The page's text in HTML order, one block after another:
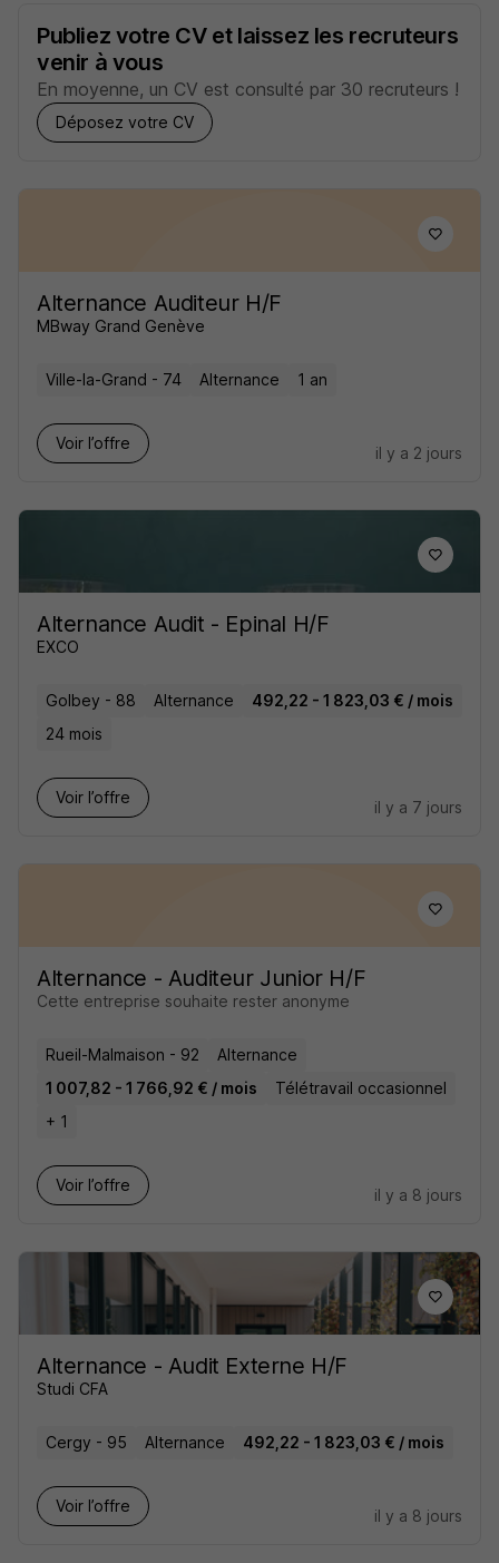
Publiez votre CV et laissez les recruteurs
venir à vous
En moyenne, un CV est consulté par 30 recruteurs !
Déposez votre CV
Alternance Auditeur H/F
MBway Grand Genève
Ville-la-Grand - 74 Alternance 1 an
Voir l’offre
il y a 2 jours
Alternance Audit - Epinal H/F
EXCO
Golbey - 88 Alternance
492,22 - 1 823,03 € / mois
24 mois
Voir l’offre
il y a 7 jours
Alternance - Auditeur Junior H/F
Cette entreprise souhaite rester anonyme
Rueil-Malmaison - 92
Alternance
1 007,82 - 1 766,92 € / mois
Télétravail occasionnel
+ 1
Voir l’offre
il y a 8 jours
Alternance - Audit Externe H/F
Studi CFA
Cergy - 95 Alternance 492,22 - 1 823,03 € / mois
Voir l’offre
il y a 8 jours